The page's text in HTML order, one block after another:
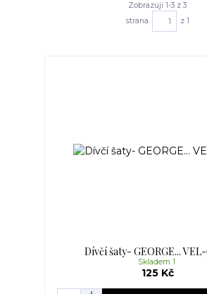
Zobrazuji 1-3 z 3
strana
z 1
Dívčí šaty- GEORGE...
125 Kč
Skladem 1